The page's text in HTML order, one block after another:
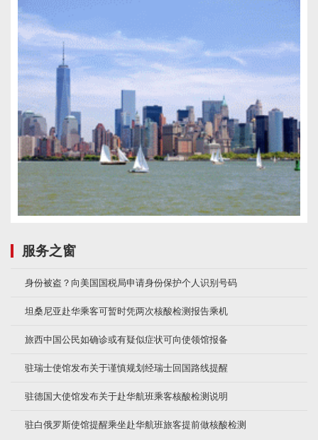
服务之窗
身份被盗？向美国国税局申请身份保护个人识别号码
坦桑尼亚赴华乘客可暂时凭两次核酸检测报告乘机
旅西中国公民如确诊或有疑似症状可向使领馆报备
驻瑞士使馆发布关于谨慎规划经瑞士回国路线提醒
驻德国大使馆发布关于赴华航班乘客核酸检测说明
驻白俄罗斯使馆提醒乘坐赴华航班旅客提前做核酸检测